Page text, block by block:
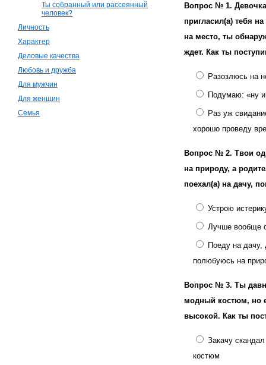
Ты собранный или рассеянный
человек?
Личность
Характер
Деловые качества
Любовь и дружба
Для мужчин
Для женщин
Семья
Вопрос № 1.
пригласил(а) тебя
на место, ты
ждет. Как ты
Разозлюсь на
Подумаю: «ну
Раз уж
хорошо проведу
Вопрос № 2. Твои
на природу, а
поехал(а) на дачу,
Устрою
Лучше вообще
Поеду на дачу,
полюбуюсь на
Вопрос № 3. Ты
модный костюм, но
высокой. Как ты
Закачу
костюм